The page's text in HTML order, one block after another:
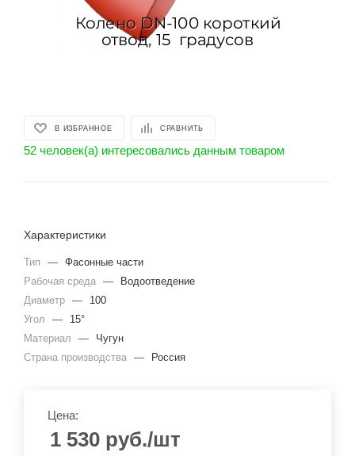
В ИЗБРАННОЕ СРАВНИТЬ
52 человек(а) интересовались данным товаром
Характеристики
Тип — Фасонные части
Рабочая среда —
Водоотведение
Диаметр —
100
Угол
—
15°
Материал
—
Чугун
Страна производства — Россия
Цена:
1 530 руб./шт